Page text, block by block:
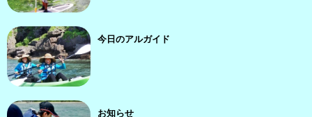
今日のアルガイド
お知らせ